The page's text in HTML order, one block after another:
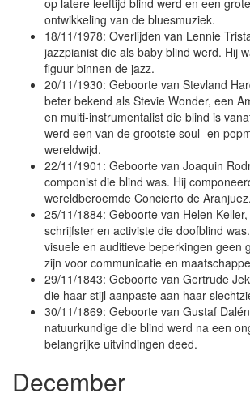
op latere leeftijd blind werd en een
ontwikkeling van de bluesmuziek.
18/11/1978: Overlijden van Lennie
jazzpianist die als baby blind werd. Hij
figuur binnen de jazz.
20/11/1930: Geboorte van Stevland
beter bekend als Stevie Wonder, een
en multi-instrumentalist die blind is
werd een van de grootste soul- en
wereldwijd.
22/11/1901: Geboorte van Joaquin
componist die blind was. Hij
wereldberoemde Concierto de Aranjuez.
25/11/1884: Geboorte van Helen
schrijfster en activiste die doofblind
visuele en auditieve beperkingen geen
zijn voor communicatie en
29/11/1843: Geboorte van Gertrude
die haar stijl aanpaste aan haar
30/11/1869: Geboorte van Gustaf
natuurkundige die blind werd na een
belangrijke uitvindingen deed.
December